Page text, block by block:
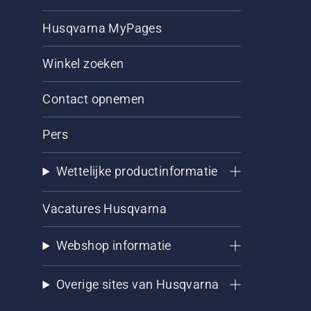
Husqvarna MyPages
Winkel zoeken
Contact opnemen
Pers
Wettelijke productinformatie
Vacatures Husqvarna
Webshop informatie
Overige sites van Husqvarna